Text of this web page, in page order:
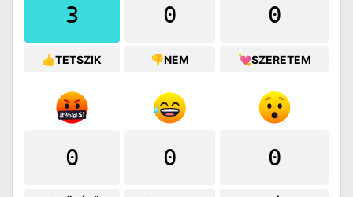
3
👍TETSZIK
0
👎NEM
0
💘SZERETEM
0 0 0